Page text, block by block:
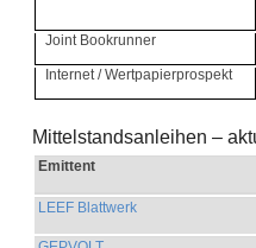
Joint Bookrunner
Internet / Wertpapierprospekt
Mittelstandsanleihen –
Emittent
LEEF Blattwerk